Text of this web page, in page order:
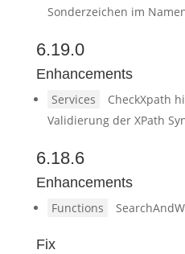
Sonderzeichen im
6.19.0
Enhancements
Services
CheckXpath
Validierung der XPath
6.18.6
Enhancements
Functions
Fix